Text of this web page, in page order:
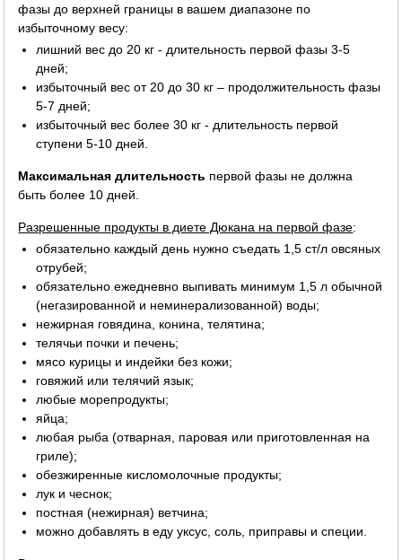
фазы до верхней границы в вашем диапазоне по
избыточному весу:
лишний вес до 20 кг - длительность первой фазы 3-5
дней;
избыточный вес от 20 до 30 кг – продолжительность фазы
5-7 дней;
избыточный вес более 30 кг - длительность первой
ступени 5-10 дней.
Максимальная длительность первой фазы не должна
быть более 10 дней.
Разрешенные продукты в диете Дюкана на первой фазе:
обязательно каждый день нужно съедать 1,5 ст/л овсяных
отрубей;
обязательно ежедневно выпивать минимум 1,5 л обычной
(негазированной и неминерализованной) воды;
нежирная говядина, конина, телятина;
телячьи почки и печень;
мясо курицы и индейки без кожи;
говяжий или телячий язык;
любые морепродукты;
яйца;
любая рыба (отварная, паровая или приготовленная на
гриле);
обезжиренные кисломолочные продукты;
лук и чеснок;
постная (нежирная) ветчина;
можно добавлять в еду уксус, соль, приправы и специи.